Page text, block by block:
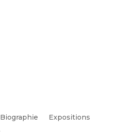
Biographie
Expositions